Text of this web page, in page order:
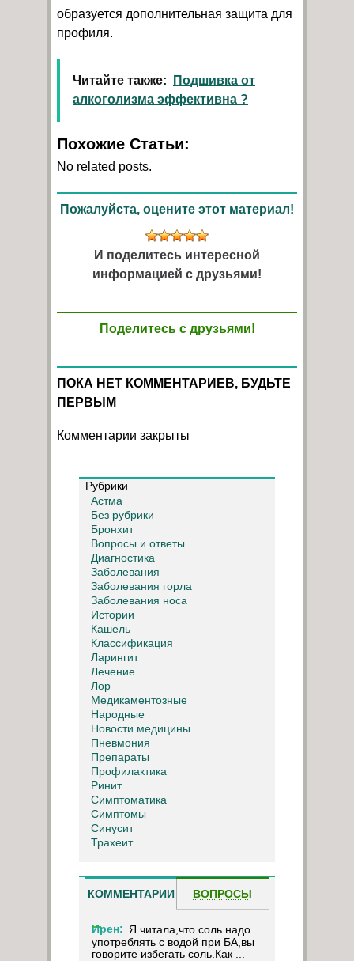
образуется дополнительная защита для
профиля.
Читайте также:
Подшивка от
алкоголизма эффективна ?
Похожие Статьи:
No related posts.
Пожалуйста, оцените этот материал!
И поделитесь интересной
информацией с друзьями!
Поделитесь с друзьями!
ПОКА НЕТ КОММЕНТАРИЕВ, БУДЬТЕ
ПЕРВЫМ
Комментарии закрыты
Рубрики
Астма
Без рубрики
Бронхит
Вопросы и ответы
Диагностика
Заболевания
Заболевания горла
Заболевания носа
Истории
Кашель
Классификация
Ларингит
Лечение
Лор
Медикаментозные
Народные
Новости медицины
Пневмония
Препараты
Профилактика
Ринит
Симптоматика
Симптомы
Синусит
Трахеит
КОММЕНТАРИИ ВОПРОСЫ
Ирен: Я читала,что соль надо
употреблять с водой при БА,вы
говорите избегать соль.Как ...